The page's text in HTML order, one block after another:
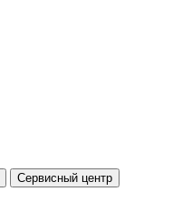
Сервисный центр